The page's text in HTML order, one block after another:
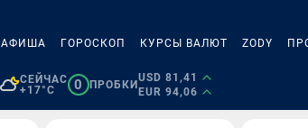
АФИША ГОРОСКОП КУРСЫ ВАЛЮТ ZODY
СЕЙЧАС
+17°C
0 ПРОБКИ
USD 81,41
EUR 94,06